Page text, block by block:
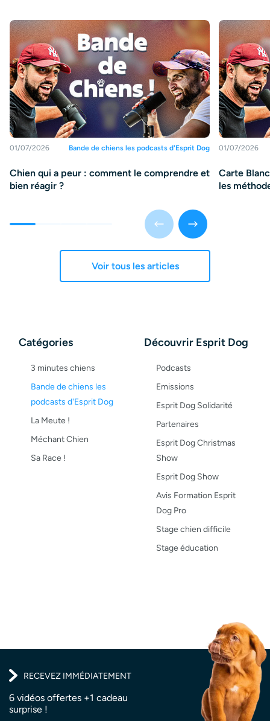
Catégories
3 minutes chiens
Bande de chiens les
podcasts d'Esprit Dog
La Meute !
Méchant Chien
Sa Race !
Découvrir Esprit Dog
Podcasts
Emissions
Esprit Dog Solidarité
Partenaires
Esprit Dog Christmas
Show
Esprit Dog Show
Avis Formation Esprit
Dog Pro
Stage chien difficile
Stage éducation
01/07/2026 Bande de chiens les podcasts d'Esprit Dog
Chien qui a peur : comment le comprendre et
bien réagir ?
01/07/2026
Carte
les
Voir tous les articles
RECEVEZ IMMÉDIATEMENT
6 vidéos offertes +1 cadeau
surprise !